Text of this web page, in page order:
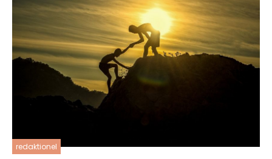
redaktionel